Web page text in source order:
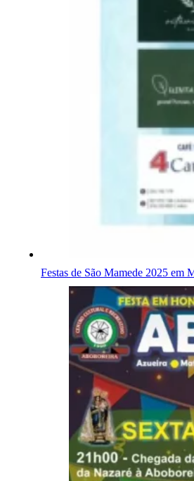
Festas de São Mamede 2025 em